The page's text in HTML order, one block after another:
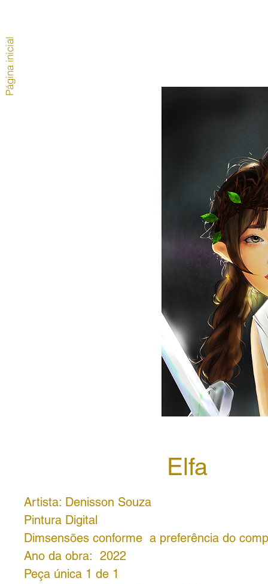
Elfa
Artista: Denisson Souza
Pintura Digital
Dimsensões conforme a preferência do
Ano da obra: 2022
Peça única 1 de 1
Página inicial